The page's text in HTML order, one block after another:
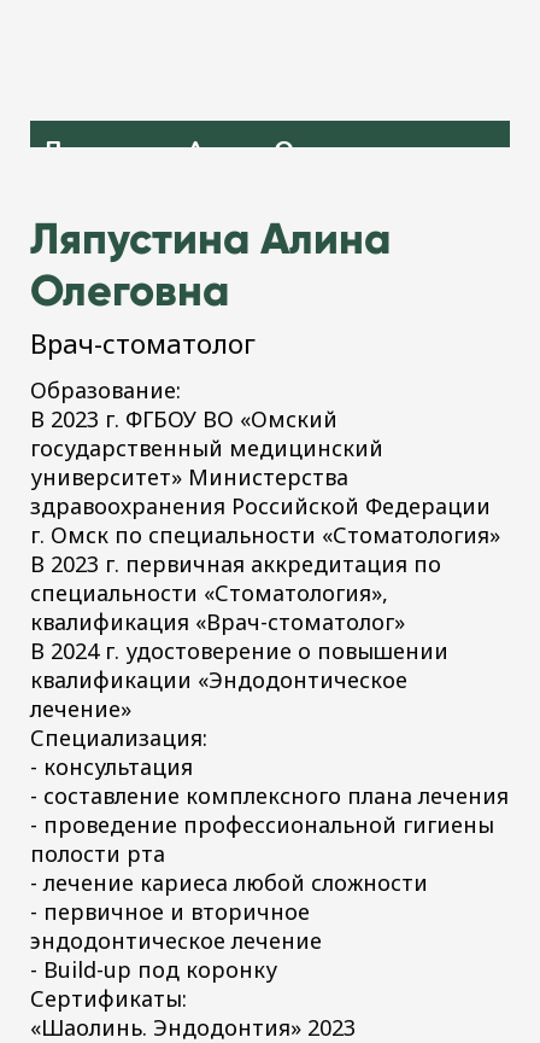
Ляпустина Алина Олеговна
Ляпустина Алина
Олеговна
Врач-стоматолог
Образование:
В 2023 г. ФГБОУ ВО «Омский
государственный медицинский
университет» Министерства
здравоохранения Российской Федерации
г. Омск по специальности «Стоматология»
В 2023 г. первичная аккредитация по
специальности «Стоматология»,
квалификация «Врач-стоматолог»
В 2024 г. удостоверение о повышении
квалификации «Эндодонтическое
лечение»
Специализация:
- консультация
- составление комплексного плана лечения
- проведение профессиональной гигиены
полости рта
- лечение кариеса любой сложности
- первичное и вторичное
эндодонтическое лечение
- Build-up под коронку
Сертификаты:
«Шаолинь. Эндодонтия» 2023